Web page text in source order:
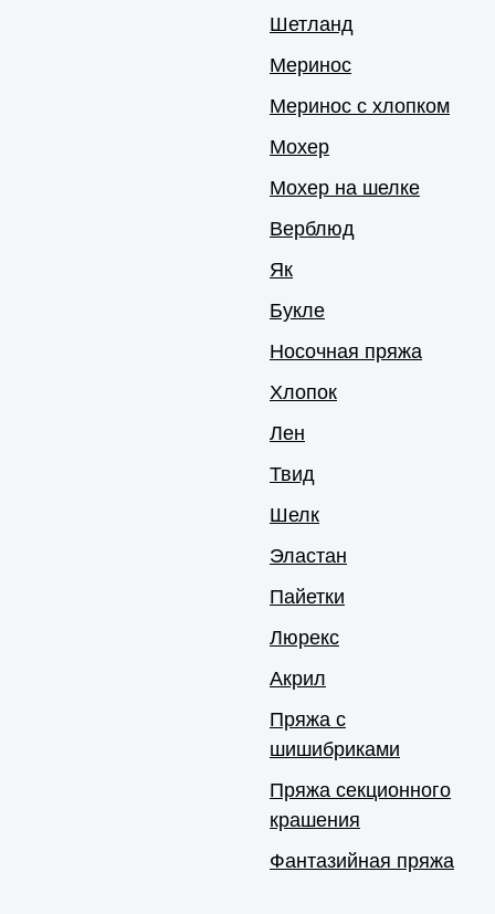
Шетланд
Меринос
Меринос с хлопком
Мохер
Мохер на шелке
Верблюд
Як
Букле
Носочная пряжа
Хлопок
Лен
Твид
Шелк
Эластан
Пайетки
Люрекс
Акрил
Пряжа с
шишибриками
Пряжа секционного
крашения
Фантазийная пряжа